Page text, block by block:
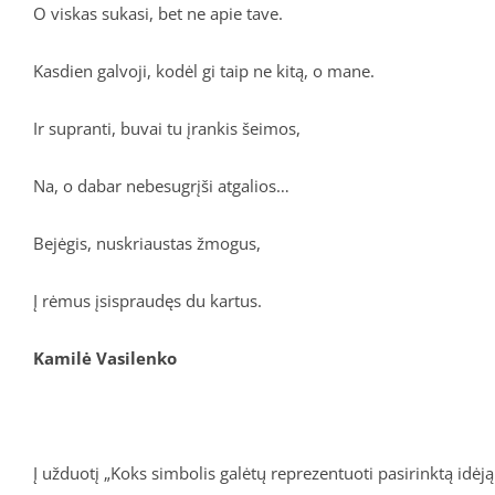
O viskas sukasi, bet ne apie tave.
Kasdien galvoji, kodėl gi taip ne kitą, o mane.
Ir supranti, buvai tu įrankis šeimos,
Na, o dabar nebesugrįši atgalios…
Bejėgis, nuskriaustas žmogus,
Į rėmus įsispraudęs du kartus.
Kamilė Vasilenko
Į užduotį „Koks simbolis galėtų reprezentuoti pasirinktą idėją